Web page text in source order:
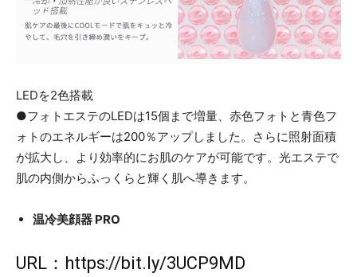
LEDを2色搭載
●フォトエステのLEDは15個まで増量、赤色フォトと青色フ
ォトのエネルギーは200％アップしました。さらに照射面積
が拡大し、より効率的にお肌のケアが可能です。光エステで
肌の内側からふっくらと輝く肌へ導きます。
温冷美顔器 PRO
URL： https://bit.ly/3UCP9MD